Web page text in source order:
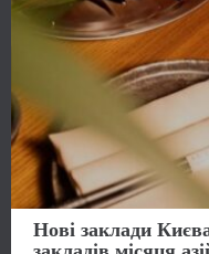
Нові заклади